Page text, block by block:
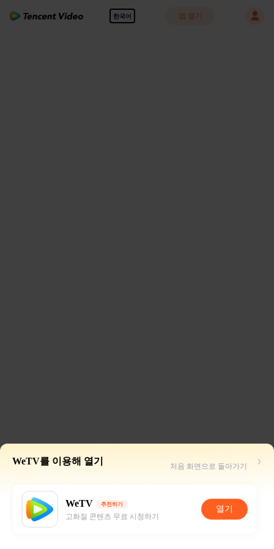
한국어 앱 열기
WeTV를 이용해 열기 처음 화면으로 돌아가기
WeTV 추천하기
고화질 콘텐츠 무료 시청하기
열기